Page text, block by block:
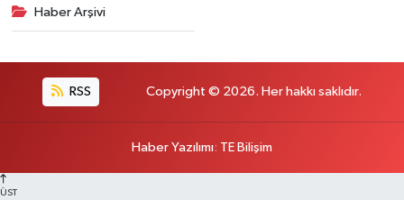
Haber Arşivi
RSS Copyright © 2026. Her hakkı saklıdır.
Haber Yazılımı: TE Bilişim
ÜST